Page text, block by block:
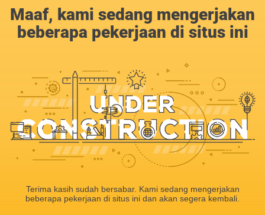
Maaf, kami sedang mengerjakan
beberapa pekerjaan di situs ini
Terima kasih sudah bersabar. Kami sedang mengerjakan
beberapa pekerjaan di situs ini dan akan segera kembali.